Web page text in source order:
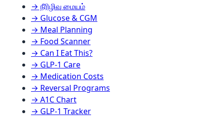
→ நீரிழிவு மையம்
→ Glucose & CGM
→ Meal Planning
→ Food Scanner
→ Can I Eat This?
→ GLP-1 Care
→ Medication Costs
→ Reversal Programs
→ A1C Chart
→ GLP-1 Tracker